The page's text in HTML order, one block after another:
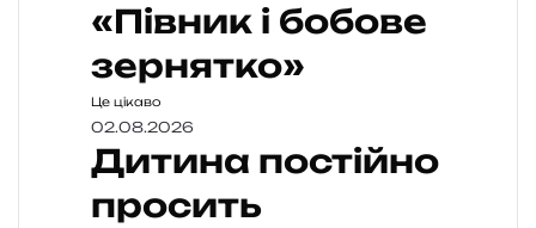
«Півник і бобове
зернятко»
Це цікаво
02.08.2026
Дитина постійно
просить